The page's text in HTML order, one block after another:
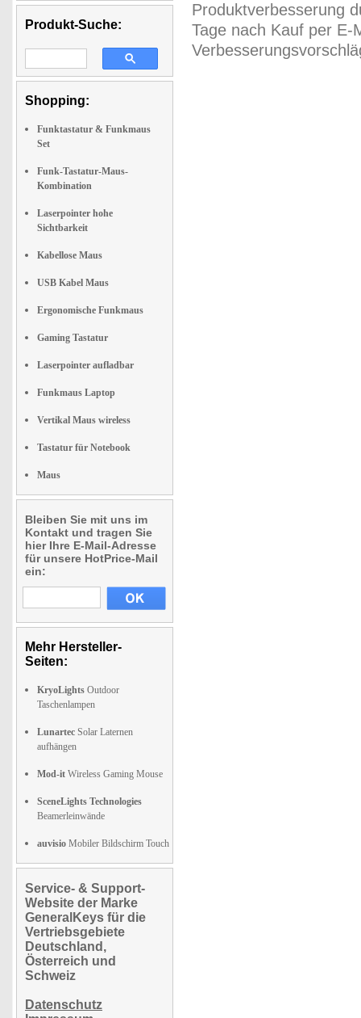
Produkt-Suche:
Shopping:
Funktastatur & Funkmaus
Set
Funk-Tastatur-Maus-
Kombination
Laserpointer hohe
Sichtbarkeit
Kabellose Maus
USB Kabel Maus
Ergonomische Funkmaus
Gaming Tastatur
Laserpointer aufladbar
Funkmaus Laptop
Vertikal Maus wireless
Tastatur für Notebook
Maus
Bleiben Sie mit uns im
Kontakt und tragen Sie
hier Ihre E-Mail-Adresse
für unsere HotPrice-Mail
ein:
Mehr Hersteller-
Seiten:
KryoLights Outdoor
Taschenlampen
Lunartec Solar Laternen
aufhängen
Mod-it Wireless Gaming Mouse
SceneLights Technologies
Beamerleinwände
auvisio Mobiler Bildschirm Touch
Service- & Support-
Website der Marke
GeneralKeys für die
Vertriebsgebiete
Deutschland,
Österreich und
Schweiz
Datenschutz
Produktverbesserung
Tage nach Kauf per E-